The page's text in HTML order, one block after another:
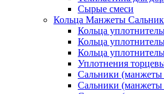
Сырые смеси
Кольца Манжеты
Кольца
Кольца
Кольца
Уплотнения
Сальники (манжеты
Сальники